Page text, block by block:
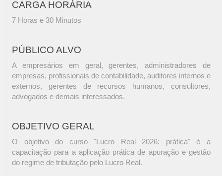
CARGA HORÁRIA
7 Horas e 30 Minutos
PÚBLICO ALVO
A empresários em geral, gerentes, administradores de
empresas, profissionais de contabilidade, auditores internos e
externos, gerentes de recursos humanos, consultores,
advogados e demais interessados.
OBJETIVO GERAL
O objetivo do curso "Lucro Real 2026: prática" é a
capacitação para a aplicação prática de apuração e gestão
do regime de tributação pelo Lucro Real.